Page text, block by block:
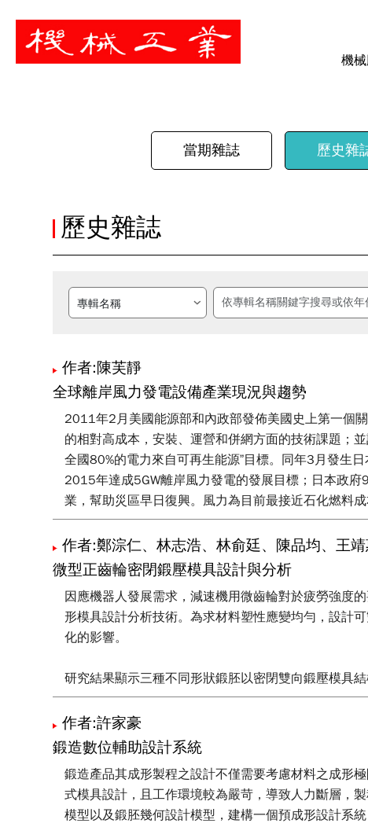
機
暫停
當期雜誌 歷史雜
歷史雜誌
作者:陳芙靜
全球離岸風力發電設備產業現況與趨勢
2011年2月美國能源部和內政部發佈美國史上第一個
的相對高成本，安裝、運營和併網方面的技術課題；
全國80%的電力來自可再生能源”目標。同年3月發生
2015年達成5GW離岸風力發電的發展目標；日本政
業，幫助災區早日復興。風力為目前最接近石化燃料
作者:鄭淙仁、林志浩、林俞廷、陳品均、王
微型正齒輪密閉鍛壓模具設計與分析
因應機器人發展需求，減速機用微齒輪對於疲勞強度
形模具設計分析技術。為求材料塑性應變均勻，設計
化的影響。
研究結果顯示三種不同形狀鍛胚以密閉雙向鍛壓模具
鍛胚成形負荷最小（548 kg），但因內孔徑比太大，
齒輪的設計參考。
作者:許家豪
鍛造數位輔助設計系統
鍛造產品其成形製程之設計不僅需要考慮材料之成形
式模具設計，且工作環境較為嚴苛，導致人力斷層，
模型以及鍛胚幾何設計模型，建構一個預成形設計系